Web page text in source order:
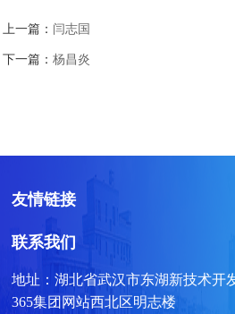
上一篇： 闫志国
下一篇：杨昌炎
友情链接
联系我们
地址：湖北省武汉市东湖新技术开
365集团网站西北区明志楼